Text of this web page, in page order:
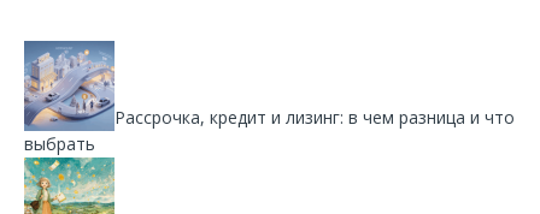
Рассрочка, кредит и лизинг: в чем разница и что
выбрать